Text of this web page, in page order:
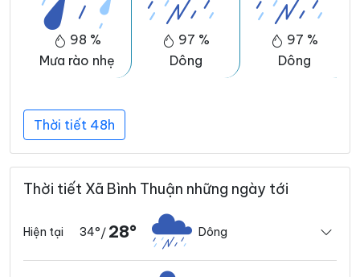
98 %
Mưa rào nhẹ
97 %
Dông
97 %
Dông
Thời tiết 48h
Thời tiết Xã Bình Thuận những ngày tới
Hiện tại 34°/ 28° Dông